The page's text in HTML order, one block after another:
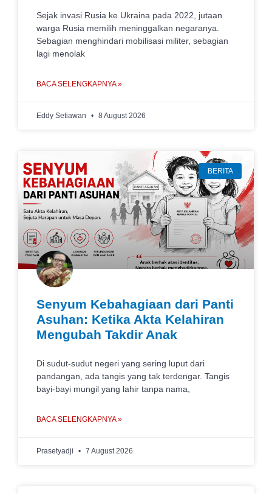
Sejak invasi Rusia ke Ukraina pada 2022, jutaan
warga Rusia memilih meninggalkan negaranya.
Sebagian menghindari mobilisasi militer, sebagian
lagi menolak
BACA SELENGKAPNYA »
Eddy Setiawan 8 August 2026
BERITA
Senyum Kebahagiaan dari Panti
Asuhan: Ketika Akta Kelahiran
Mengubah Takdir Anak
Di sudut-sudut negeri yang sering luput dari
pandangan, ada tangis yang tak terdengar. Tangis
bayi-bayi mungil yang lahir tanpa nama,
BACA SELENGKAPNYA »
Prasetyadji 7 August 2026